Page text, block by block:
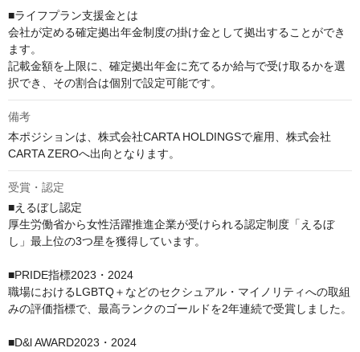
■ライフプラン支援金とは
会社が定める確定拠出年金制度の掛け金として拠出することができ
ます。
記載金額を上限に、確定拠出年金に充てるか給与で受け取るかを選
択でき、その割合は個別で設定可能です。
備考
本ポジションは、株式会社CARTA HOLDINGSで雇用、株式会社
CARTA ZEROへ出向となります。
受賞・認定
■えるぼし認定
厚生労働省から女性活躍推進企業が受けられる認定制度「えるぼ
し」最上位の3つ星を獲得しています。
■PRIDE指標2023・2024
職場におけるLGBTQ＋などのセクシュアル・マイノリティへの取組
みの評価指標で、最高ランクのゴールドを2年連続で受賞しました。
■D&l AWARD2023・2024